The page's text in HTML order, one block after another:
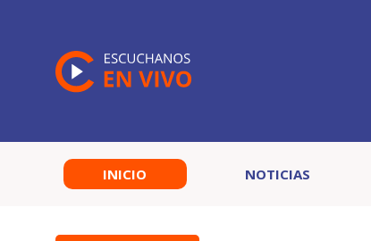
INICIO NOTICIAS